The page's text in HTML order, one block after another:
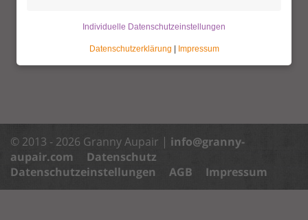
© 2013 - 2026 Granny Aupair | info@granny-
aupair.com
Datenschutz
Datenschutzeinstellungen
AGB Impressum
Individuelle Datenschutzeinstellungen
Datenschutzerklärung Impressum